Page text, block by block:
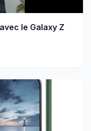
le Galaxy Z